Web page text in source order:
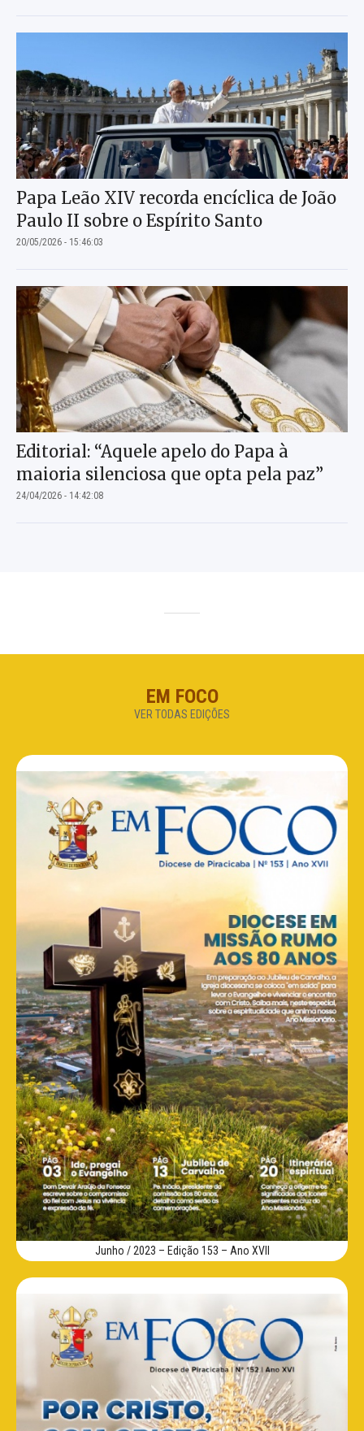
Papa Leão XIV recorda encíclica de João
Paulo II sobre o Espírito Santo
20/05/2026 - 15:46:03
Editorial: “Aquele apelo do Papa à
maioria silenciosa que opta pela paz”
24/04/2026 - 14:42:08
EM FOCO
VER TODAS EDIÇÕES
Junho / 2023 – Edição 153 – Ano XVII